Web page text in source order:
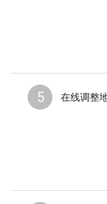
5 在线调整